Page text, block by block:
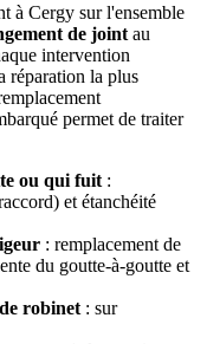
à Cergy sur l'ensemble
de joint au
intervention
réparation la plus
permet de traiter
ou qui fuit :
et étanchéité
: remplacement de
du goutte-à-goutte et
robinet : sur